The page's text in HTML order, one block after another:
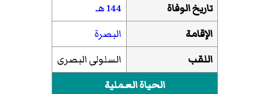
تاريخ الوفاة
144 هـ
الإقامة
البصرة
اللقب
السلولى البصرى
الحياة العملية